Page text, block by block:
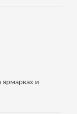
ярмарках и